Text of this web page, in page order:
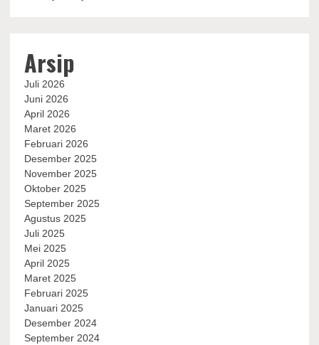
Arsip
Juli 2026
Juni 2026
April 2026
Maret 2026
Februari 2026
Desember 2025
November 2025
Oktober 2025
September 2025
Agustus 2025
Juli 2025
Mei 2025
April 2025
Maret 2025
Februari 2025
Januari 2025
Desember 2024
September 2024